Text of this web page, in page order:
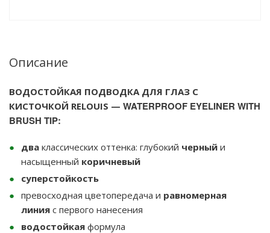
Описание
ВОДОСТОЙКАЯ ПОДВОДКА ДЛЯ ГЛАЗ С
КИСТОЧКОЙ RELOUIS — WATERPROOF EYELINER WITH
BRUSH TIP:
два классических оттенка: глубокий черный и
насыщенный коричневый
суперстойкость
превосходная цветопередача и равномерная
линия с первого нанесения
водостойкая формула